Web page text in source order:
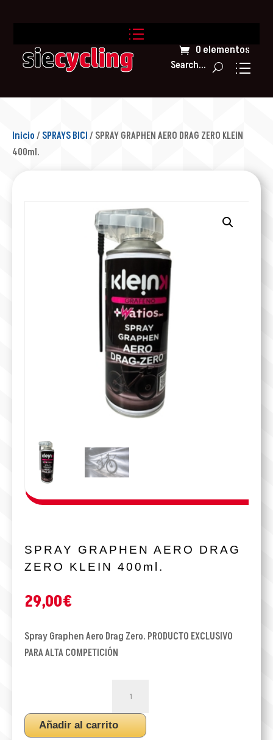
0 elementos
Search...
Inicio/SPRAYS BICI/ SPRAY GRAPHEN AERO DRAG ZERO KLEIN
400ml.
SPRAY GRAPHEN AERO DRAG
ZERO KLEIN 400ml.
29,00€
Spray Graphen Aero Drag Zero. PRODUCTO EXCLUSIVO
PARA ALTA COMPETICIÓN
GRAPHEN
AERO
DRAG
Añadir al carrito